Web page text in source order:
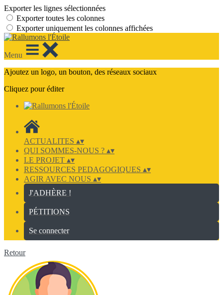
Exporter les lignes sélectionnées
Exporter toutes les colonnes
Exporter uniquement les colonnes affichées
Menu
Ajoutez un logo, un bouton, des réseaux sociaux
Cliquez pour éditer
ACTUALITES ▴▾
QUI SOMMES-NOUS ? ▴▾
LE PROJET ▴▾
RESSOURCES PEDAGOGIQUES ▴▾
AGIR AVEC NOUS ▴▾
J'ADHÈRE !
PÉTITIONS
Se connecter
Retour